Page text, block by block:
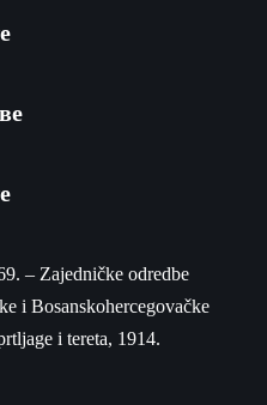
– Zajedničke odredbe
i Bosanskohercegovačke
i tereta, 1914.